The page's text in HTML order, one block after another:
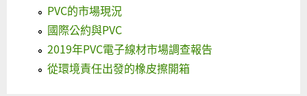
PVC的市場現況
國際公約與PVC
2019年PVC電子線材市場調查報告
從環境責任出發的橡皮擦開箱